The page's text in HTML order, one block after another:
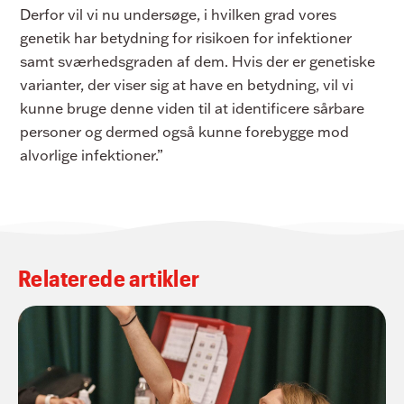
Derfor vil vi nu undersøge, i hvilken grad vores
genetik har betydning for risikoen for infektioner
samt sværhedsgraden af dem. Hvis der er genetiske
varianter, der viser sig at have en betydning, vil vi
kunne bruge denne viden til at identificere sårbare
personer og dermed også kunne forebygge mod
alvorlige infektioner.”
Relaterede artikler